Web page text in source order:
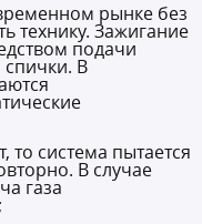
рынке без
технику. Зажигание
подачи
В
то система пытается
В случае
газа